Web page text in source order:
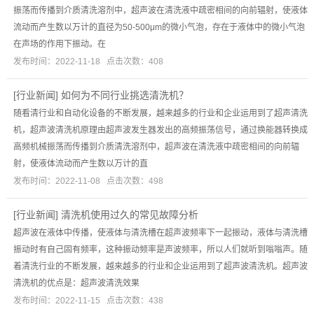
振荡而传播到介质清洗溶剂中，超声波在清洗液中疏密相间的向前辐射，使液体
流动而产生数以万计的直径为50-500μm的微小气泡，存在于液体中的微小气泡
在声场的作用下振动。在
发布时间：2022-11-18 点击次数：408
[行业新闻] 如何为不同行业挑选清洗机？
随看清行业和自动化设备的不断发展，越来越多的行业和企业运用到了超声清洗
机，超声波清洗机原理由超声波发生器发出的高频振荡信号，通过换能器转换成
高频机械振荡而传播到介质清洗溶剂中，超声波在清洗液中疏密相间的向前辐
射，使液体流动而产生数以万计的直
发布时间：2022-11-08 点击次数：498
[行业新闻] 清洗机使用过久的常见故障分析
超声波在液体中传播，使液体与清洗槽在超声波频率下一起振动，液体与清洗槽
振动时有自己固有频率，这种振动频率是声波频率，所以人们就听到嗡嗡声。随
着清洗行业的不断发展，越来越多的行业和企业运用到了超声波清洗机。超声波
清洗机的优点是：超声波清洗效果
发布时间：2022-11-15 点击次数：438